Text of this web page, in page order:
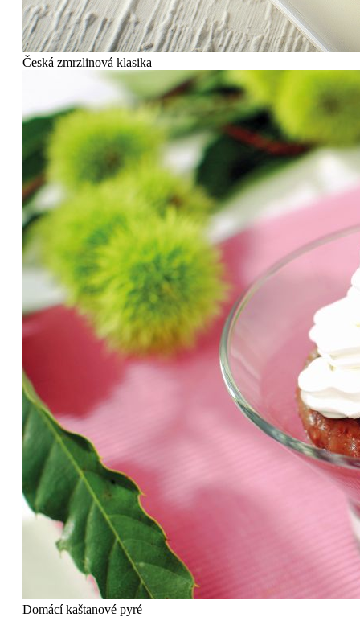
Česká zmrzlinová klasika
Domácí kaštanové pyré